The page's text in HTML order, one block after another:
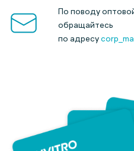
По поводу
обращайтесь
по адресу